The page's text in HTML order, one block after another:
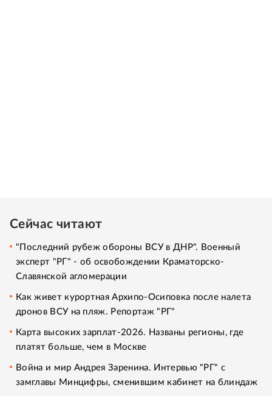
Сейчас читают
"Последний рубеж обороны ВСУ в ДНР". Военный
эксперт "РГ" - об освобождении Краматорско-
Славянской агломерации
Как живет курортная Архипо-Осиповка после налета
дронов ВСУ на пляж. Репортаж "РГ"
Карта высоких зарплат-2026. Названы регионы, где
платят больше, чем в Москве
Война и мир Андрея Заренина. Интервью "РГ" с
замглавы Минцифры, сменившим кабинет на блиндаж